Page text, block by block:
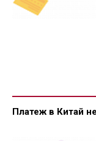
Платеж в Китай